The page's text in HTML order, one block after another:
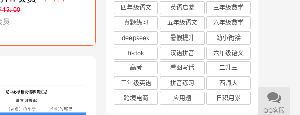
四年级语文
英语启蒙
三年级数学
真题练习
五年级语文
六年级数学
deepseek
暑假提升
幼小衔接
tiktok
汉语拼音
六年级语文
高考
看图写话
二升三
三年级英语
拼音练习
西师大
跨境电商
应用题
日积月累
QQ客服